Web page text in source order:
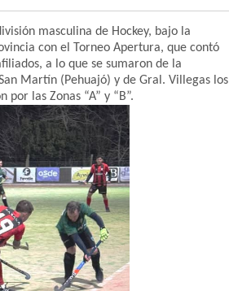
masculina de Hockey, bajo la
con el Torneo Apertura, que contó
a lo que se sumaron de la
Martín (Pehuajó) y de Gral. Villegas los
las Zonas “A” y “B”.